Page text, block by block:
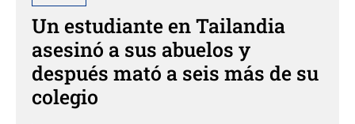
Un estudiante en Tailandia
asesinó a sus abuelos y
después mató a seis más de su
colegio